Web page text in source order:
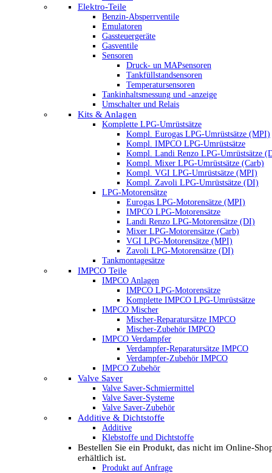
Elektro-Teile
Benzin-Absperrventile
Emulatoren
Gassteuergeräte
Gasventile
Sensoren
Druck- un MAPsensoren
Tankfüllstandsensoren
Temperatursensoren
Tankinhaltsmessung und -anzeige
Umschalter und Relais
Kits & Anlagen
Komplette LPG-Umrüstsätze
Kompl. Eurogas LPG-Umrüstsätze (MPI)
Kompl. IMPCO LPG-Umrüstsätze
Kompl. Landi Renzo LPG-Umrüstsätze
Kompl. Mixer LPG-Umrüstsätze (Carb)
Kompl. VGI LPG-Umrüstsätze (MPI)
Kompl. Zavoli LPG-Umrüstsätze (DI)
LPG-Motorensätze
Eurogas LPG-Motorensätze (MPI)
IMPCO LPG-Motorensätze
Landi Renzo LPG-Motorensätze (DI)
Mixer LPG-Motorensätze (Carb)
VGI LPG-Motorensätze (MPI)
Zavoli LPG-Motorensätze (DI)
Tankmontagesätze
IMPCO Teile
IMPCO Anlagen
IMPCO LPG-Motorensätze
Komplette IMPCO LPG-Umrüstsätze
IMPCO Mischer
Mischer-Reparatursätze IMPCO
Mischer-Zubehör IMPCO
IMPCO Verdampfer
Verdampfer-Reparatursätze IMPCO
Verdampfer-Zubehör IMPCO
IMPCO Zubehör
Valve Saver
Valve Saver-Schmiermittel
Valve Saver-Systeme
Valve Saver-Zubehör
Additive & Dichtstoffe
Additive
Klebstoffe und Dichtstoffe
Bestellen Sie ein Produkt, das nicht im Online-
erhältlich ist.
Produkt auf Anfrage